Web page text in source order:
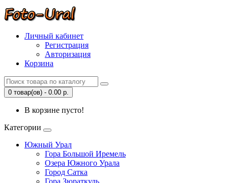
Личный кабинет
Регистрация
Авторизация
Корзина
0 товар(ов) - 0.00 р.
В корзине пусто!
Категории
Южный Урал
Гора Большой Иремель
Озера Южного Урала
Город Сатка
Гора Зюраткуль